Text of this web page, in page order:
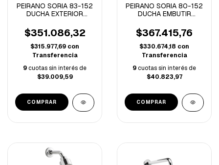
PEIRANO SORIA 83-152
DUCHA EXTERIOR
MONOCOMANDO SORIA
(B)
$351.086,32
$315.977,69 con
Transferencia
9cuotas sin interés de
$39.009,59
PEIRANO SORIA 80-152
DUCHA EMBUTIR
MONOCOMANDO
CROMO (B)
$367.415,76
$330.674,18 con
Transferencia
9cuotas sin interés de
$40.823,97